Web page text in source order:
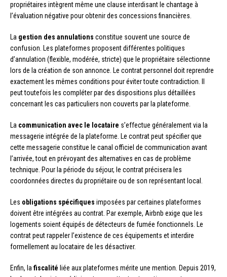
propriétaires intègrent même une clause interdisant le chantage à
l’évaluation négative pour obtenir des concessions financières.
La gestion des annulations constitue souvent une source de
confusion. Les plateformes proposent différentes politiques
d’annulation (flexible, modérée, stricte) que le propriétaire sélectionne
lors de la création de son annonce. Le contrat personnel doit reprendre
exactement les mêmes conditions pour éviter toute contradiction. Il
peut toutefois les compléter par des dispositions plus détaillées
concernant les cas particuliers non couverts par la plateforme.
La communication avec le locataire s’effectue généralement via la
messagerie intégrée de la plateforme. Le contrat peut spécifier que
cette messagerie constitue le canal officiel de communication avant
l’arrivée, tout en prévoyant des alternatives en cas de problème
technique. Pour la période du séjour, le contrat précisera les
coordonnées directes du propriétaire ou de son représentant local.
Les obligations spécifiques imposées par certaines plateformes
doivent être intégrées au contrat. Par exemple, Airbnb exige que les
logements soient équipés de détecteurs de fumée fonctionnels. Le
contrat peut rappeler l’existence de ces équipements et interdire
formellement au locataire de les désactiver.
Enfin, la fiscalité liée aux plateformes mérite une mention. Depuis 2019,